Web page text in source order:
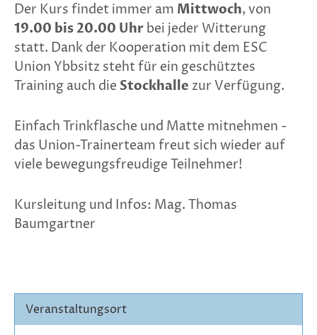
Der Kurs findet immer am Mittwoch, von
19.00 bis 20.00 Uhr bei jeder Witterung
statt. Dank der Kooperation mit dem ESC
Union Ybbsitz steht für ein geschütztes
Training auch die Stockhalle zur Verfügung.
Einfach Trinkflasche und Matte mitnehmen -
das Union-Trainerteam freut sich wieder auf
viele bewegungsfreudige Teilnehmer!
Kursleitung und Infos: Mag. Thomas
Baumgartner
Veranstaltungsort